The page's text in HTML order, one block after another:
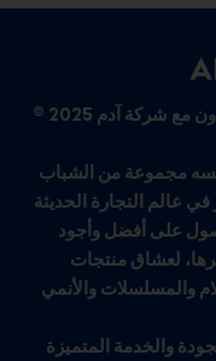
© 2025 شركة إيت مايل للاستيراد والتصدير بالتعاون مع شركة آدم
مجموعة من الشباب
على أفضل وأجود
لعشاق منتجات
والمسلسلات والأنمي